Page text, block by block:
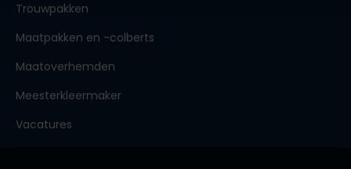
Trouwpakken
Maatpakken en -colberts
Maatoverhemden
Meesterkleermaker
Vacatures